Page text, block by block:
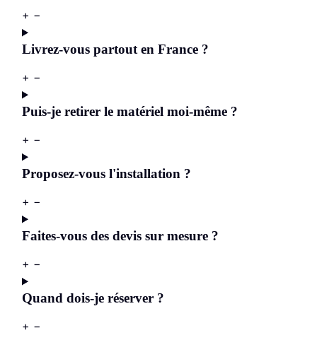
+ −
Livrez-vous partout en France ?
+ −
Puis-je retirer le matériel moi-même ?
+ −
Proposez-vous l'installation ?
+ −
Faites-vous des devis sur mesure ?
+ −
Quand dois-je réserver ?
+ −